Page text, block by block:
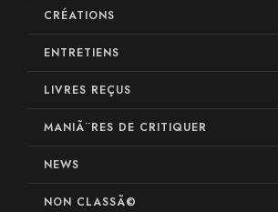
CRÉATIONS
ENTRETIENS
LIVRES REÇUS
MANIÃ¨RES DE CRITIQUER
NEWS
NON CLASSÃ©